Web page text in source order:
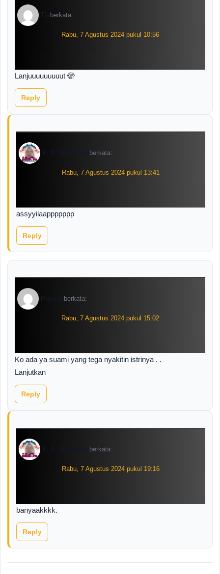
Tia berkata:
Rabu, 7 Agustus 2024 pukul 10:56
Lanjuuuuuuuuut 🫣
Reply
E. S. Widiastuti berkata:
Rabu, 7 Agustus 2024 pukul 13:41
assyyiiaappppppp
Reply
Purwati berkata:
Rabu, 7 Agustus 2024 pukul 15:02
Ko ada ya suami yang tega nyakitin istrinya . .
Lanjutkan
Reply
E. S. Widiastuti berkata:
Rabu, 7 Agustus 2024 pukul 19:16
banyaakkkk.
Reply